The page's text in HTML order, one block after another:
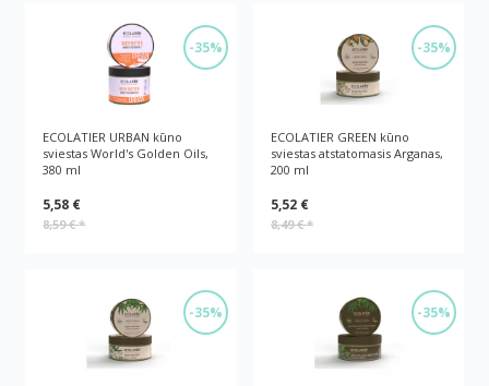
-35%
ECOLATIER URBAN kūno
sviestas World's Golden Oils,
380 ml
5,58 €
8,59 €*
-35%
ECOLATIER GREEN kūno
sviestas atstatomasis Arganas,
200 ml
5,52 €
8,49 €*
-35% -35%